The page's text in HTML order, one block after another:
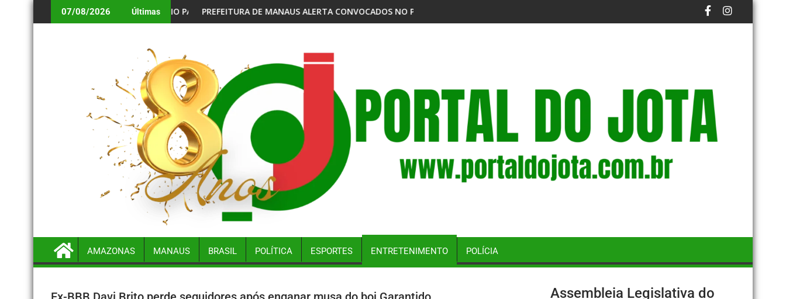
07/08/2026 Últimas
PARA BENEFICIÁRIOS ANIVERSARIANTES DE AGOSTO
PREFEITURA DE MANAUS ALERTA CONVOCADOS NO PSS DA VACINAÇÃO ANTIRRÁBICA ANIMAL DA SEMSA PARA O PRAZO FINAL DO PROCESSO
MPF DENUNCIA EMPRESAS POR DESPEJO DE RESÍDUOS NA BAÍA DE GUANABARAEM NOVA REDUÇÃO, COPOM BAIXA TAXA SELIC
AMAZONAS MANAUS BRASIL POLÍTICA ESPORTES ENTRETENIMENTO POLÍCIA
Assembleia Legislativa do